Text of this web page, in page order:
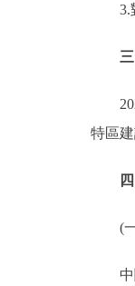
3.對
2022
特區
(一
中關